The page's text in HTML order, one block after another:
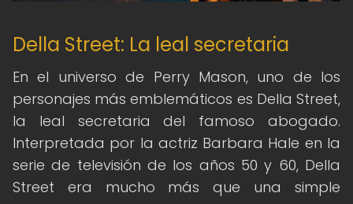
Della Street: La leal secretaria
En el universo de Perry Mason, uno de los
personajes más emblemáticos es Della Street,
la leal secretaria del famoso abogado.
Interpretada por la actriz Barbara Hale en la
serie de televisión de los años 50 y 60, Della
Street era mucho más que una simple